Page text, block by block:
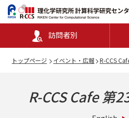
訪問者別
トップページ イベント・広報 R-CCS
R-CCS Cafe 第